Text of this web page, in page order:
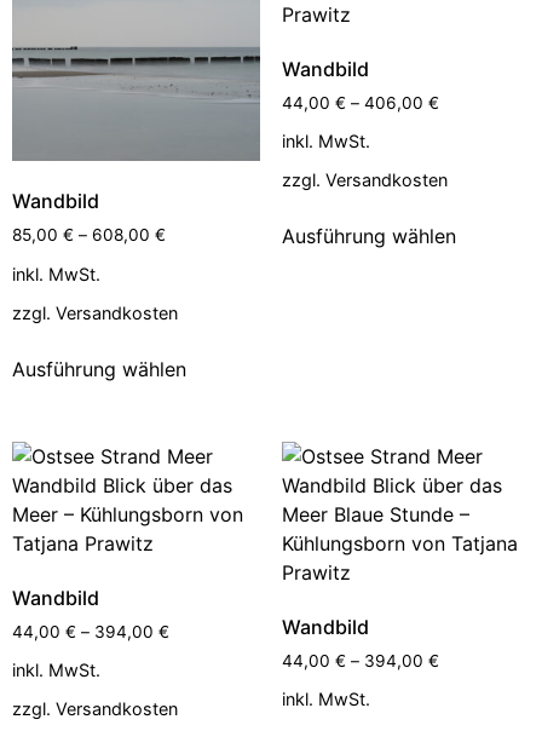
Wandbild
85,00 € – 608,00 €
inkl. MwSt.
zzgl. Versandkosten
Ausführung wählen
Wandbild
44,00 € – 406,00 €
inkl. MwSt.
zzgl. Versandkosten
Ausführung wählen
Wandbild
44,00 € – 394,00 €
inkl. MwSt.
zzgl. Versandkosten
Wandbild
44,00 € – 394,00 €
inkl. MwSt.